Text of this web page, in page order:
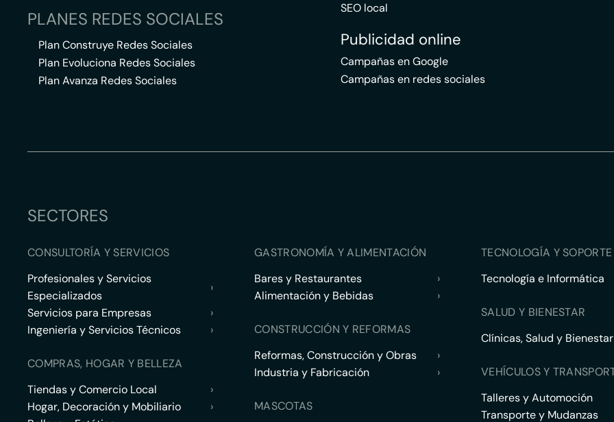
PLANES REDES SOCIALES
Plan Construye Redes Sociales
Plan Evoluciona Redes Sociales
Plan Avanza Redes Sociales
SEO local
Publicidad online
Campañas en Google
Campañas en redes sociales
SECTORES
CONSULTORÍA Y SERVICIOS
Profesionales y Servicios
Especializados
›
Servicios para Empresas
›
Ingeniería y Servicios Técnicos
›
COMPRAS, HOGAR Y BELLEZA
Tiendas y Comercio Local
›
Hogar, Decoración y Mobiliario
›
GASTRONOMÍA Y ALIMENTACIÓN
Bares y Restaurantes
›
Alimentación y Bebidas
›
CONSTRUCCIÓN Y REFORMAS
Reformas, Construcción y Obras
›
Industria y Fabricación
›
MASCOTAS
TECNOLOGÍA Y
Tecnología e Informática
SALUD Y BIENESTAR
Clínicas, Salud y Bienestar
VEHÍCULOS Y
Talleres y Automoción
Transporte y Mudanzas